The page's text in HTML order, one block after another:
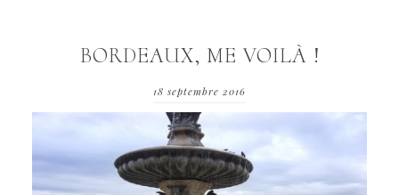
BORDEAUX, ME VOILÀ !
18 septembre 2016